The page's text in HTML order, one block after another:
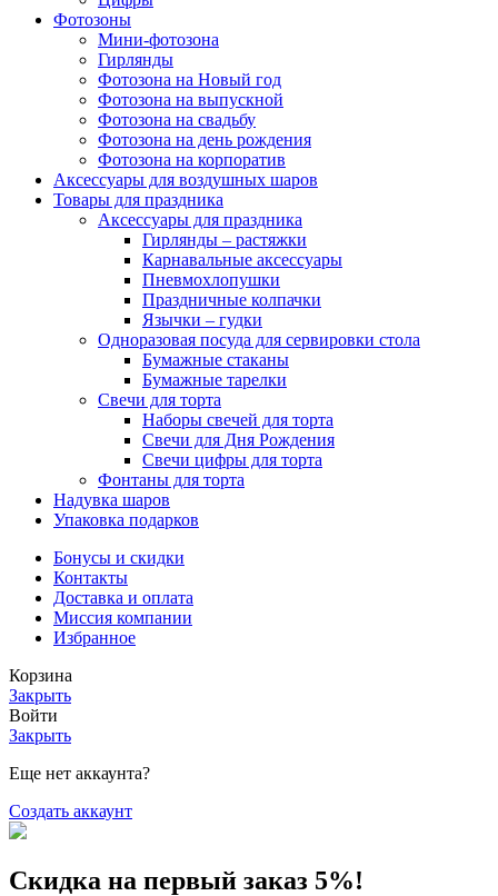
Фотозоны
Мини-фотозона
Гирлянды
Фотозона на Новый год
Фотозона на выпускной
Фотозона на свадьбу
Фотозона на день рождения
Фотозона на корпоратив
Аксессуары для воздушных шаров
Товары для праздника
Аксессуары для праздника
Гирлянды – растяжки
Карнавальные аксессуары
Пневмохлопушки
Праздничные колпачки
Язычки – гудки
Одноразовая посуда для сервировки стола
Бумажные стаканы
Бумажные тарелки
Свечи для торта
Наборы свечей для торта
Свечи для Дня Рождения
Свечи цифры для торта
Фонтаны для торта
Надувка шаров
Упаковка подарков
Бонусы и скидки
Контакты
Доставка и оплата
Миссия компании
Избранное
Корзина
Закрыть
Войти
Закрыть
Еще нет аккаунта?
Создать аккаунт
Скидка на первый заказ 5%!